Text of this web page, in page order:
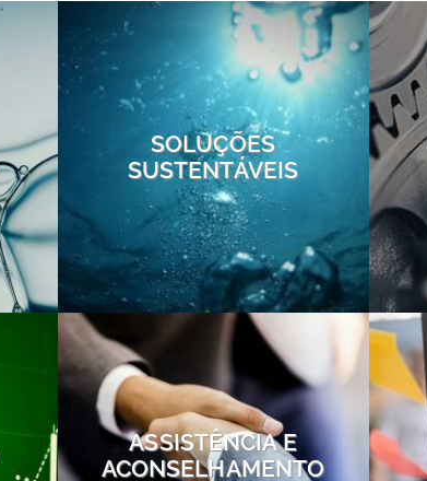
SOLUÇÕES
SUSTENTÁVEIS
ASSISTÊNCIA E
ACONSELHAMENTO